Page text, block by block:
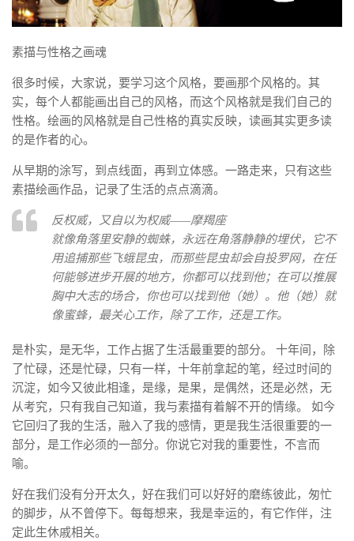
素描与性格之画魂
很多时候，大家说，要学习这个风格，要画那个风格的。其
实，每个人都能画出自己的风格，而这个风格就是我们自己的
性格。绘画的风格就是自己性格的真实反映，读画其实更多读
的是作者的心。
从早期的涂写，到点线面，再到立体感。一路走来，只有这些
素描绘画作品，记录了生活的点点滴滴。
反权威，又自以为权威——摩羯座
就像角落里安静的蜘蛛，永远在角落静静的埋伏，它不
用追捕那些飞蛾昆虫，而那些昆虫却会自投罗网，在任
何能够进步开展的地方，你都可以找到他；在可以推展
胸中大志的场合，你也可以找到他（她）。他（她）就
像蜜蜂，最关心工作，除了工作，还是工作。
是朴实，是无华，工作占据了生活最重要的部分。 十年间，除
了忙碌，还是忙碌，只有一样，十年前拿起的笔，经过时间的
沉淀，如今又彼此相逢，是缘，是果，是偶然，还是必然，无
从考究，只有我自己知道，我与素描有着解不开的情缘。 如今
它回归了我的生活，融入了我的感情，更是我生活很重要的一
部分，是工作必须的一部分。你说它对我的重要性，不言而
喻。
好在我们没有分开太久，好在我们可以好好的磨练彼此，匆忙
的脚步，从不曾停下。每每想来，我是幸运的，有它作伴，注
定此生休戚相关。